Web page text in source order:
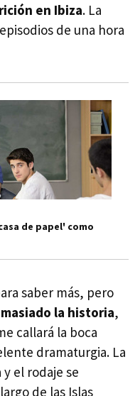
en Ibiza. La
de una hora
de papel' como
saber más, pero
la historia,
callará la boca
dramaturgia. La
el rodaje se
de las Islas